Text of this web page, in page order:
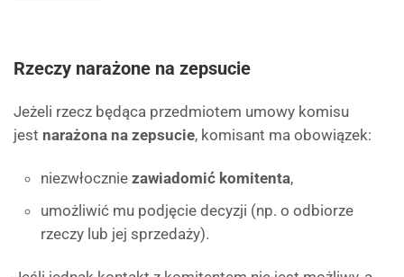
Rzeczy narażone na zepsucie
Jeżeli rzecz będąca przedmiotem umowy komisu
jest narażona na zepsucie, komisant ma obowiązek:
niezwłocznie zawiadomić komitenta,
umożliwić mu podjęcie decyzji (np. o odbiorze
rzeczy lub jej sprzedaży).